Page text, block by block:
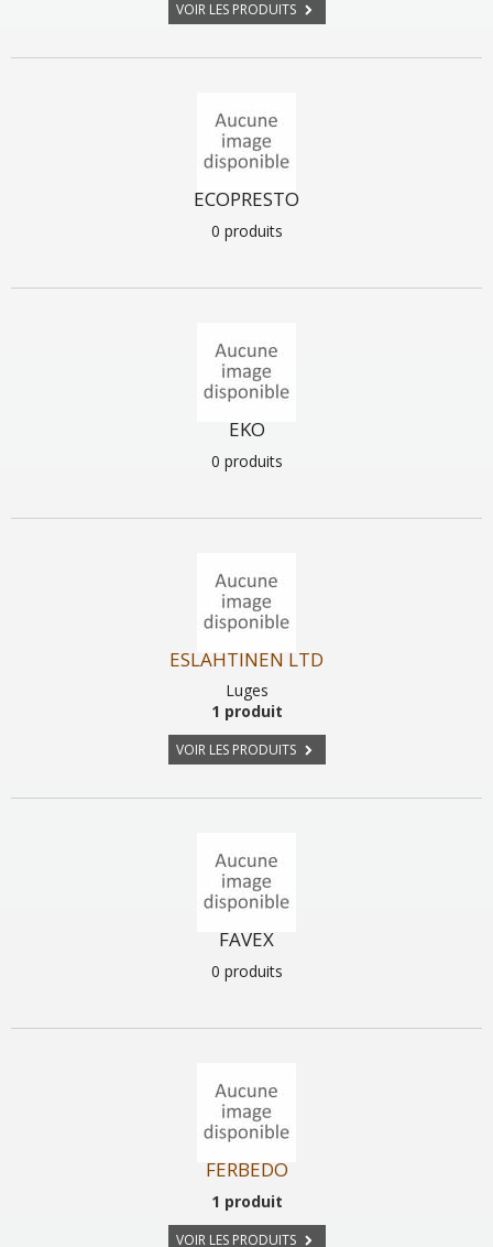
VOIR LES PRODUITS
ECOPRESTO
0 produits
EKO
0 produits
ESLAHTINEN LTD
Luges
1 produit
VOIR LES PRODUITS
FAVEX
0 produits
FERBEDO
1 produit
VOIR LES PRODUITS